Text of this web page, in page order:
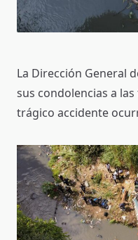
La Dirección General
sus condolencias a
trágico accidente